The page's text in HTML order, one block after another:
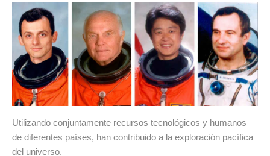
Utilizando conjuntamente recursos tecnológicos y humanos
de diferentes países, han contribuido a la exploración pacífica
del universo.